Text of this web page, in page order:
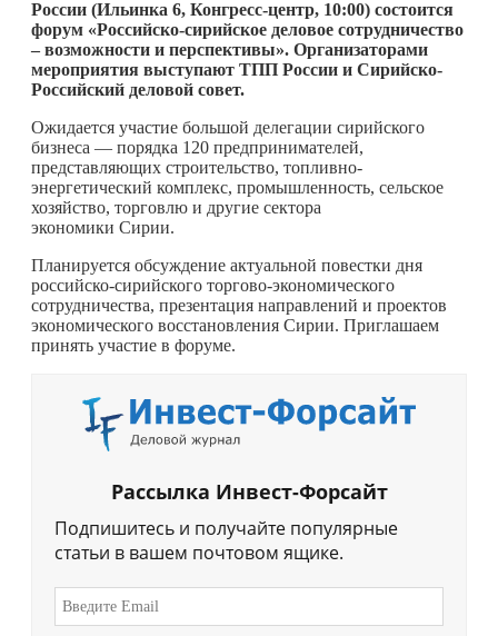
России (Ильинка 6, Конгресс-центр, 10:00) состоится
форум «Российско-сирийское деловое сотрудничество
– возможности и перспективы». Организаторами
мероприятия выступают ТПП России и Сирийско-
Российский деловой совет.
Ожидается участие большой делегации сирийского
бизнеса — порядка 120 предпринимателей,
представляющих строительство, топливно-
энергетический комплекс, промышленность, сельское
хозяйство, торговлю и другие сектора
экономики Сирии.
Планируется обсуждение актуальной повестки дня
российско-сирийского торгово-экономического
сотрудничества, презентация направлений и проектов
экономического восстановления Сирии. Приглашаем
принять участие в форуме.
Рассылка Инвест-Форсайт
Подпишитесь и получайте популярные
статьи в вашем почтовом ящике.